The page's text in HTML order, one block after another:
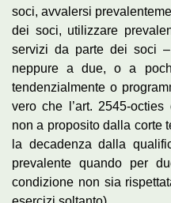
soci, avvalersi
dei soci, utilizzare
servizi da parte dei soci
neppure a due, o a
tendenzialmente o
vero che l’art. 2545-
non a proposito dalla corte
la decadenza dalla
prevalente quando per
condizione non sia